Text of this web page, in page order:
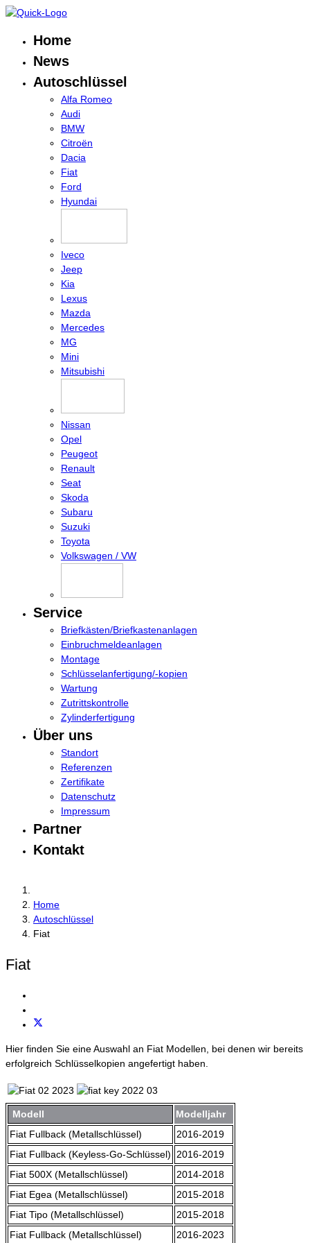
Home
News
Autoschlüssel
Alfa Romeo
Audi
BMW
Citroën
Dacia
Fiat
Ford
Hyundai
Iveco
Jeep
Kia
Lexus
Mazda
Mercedes
MG
Mini
Mitsubishi
Nissan
Opel
Peugeot
Renault
Seat
Skoda
Subaru
Suzuki
Toyota
Volkswagen / VW
Service
Briefkästen/Briefkastenanlagen
Einbruchmeldeanlagen
Montage
Schlüsselanfertigung/-kopien
Wartung
Zutrittskontrolle
Zylinderfertigung
Über uns
Standort
Referenzen
Zertifikate
Datenschutz
Impressum
Partner
Kontakt
Home
Autoschlüssel
Fiat
Fiat
Hier finden Sie eine Auswahl an Fiat Modellen, bei denen wir bereits
erfolgreich Schlüsselkopien angefertigt haben.
Modell
Modelljahr
Fiat Fullback (Metallschlüssel)
2016-2019
Fiat Fullback (Keyless-Go-Schlüssel)
2016-2019
Fiat 500X (Metallschlüssel)
2014-2018
Fiat Egea (Metallschlüssel)
2015-2018
Fiat Tipo (Metallschlüssel)
2015-2018
Fiat Fullback (Metallschlüssel)
2016-2023